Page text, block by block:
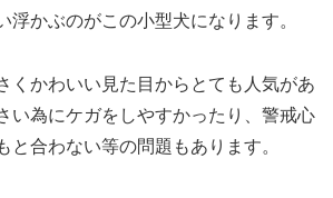
浮かぶのがこの小型犬になります。
くかわいい見た目からとても人気があ
い為にケガをしやすかったり、警戒心
と合わない等の問題もあります。